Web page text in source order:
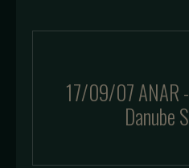
17/09/07 ANAR
Danube